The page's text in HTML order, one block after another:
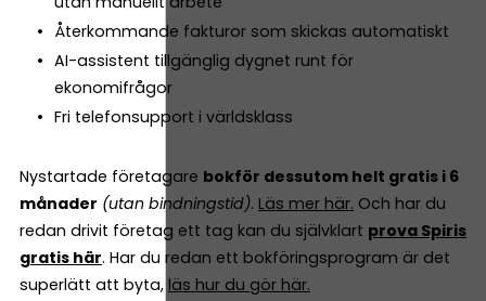
Återkommande fakturor som skickas automatiskt
AI-assistent tillgänglig dygnet runt för
ekonomifrågor
Fri telefonsupport i världsklass
Nystartade företagare bokför dessutom helt gratis i 6
månader (utan bindningstid). Läs mer här. Och har du
redan drivit företag ett tag kan du självklart prova Spiris
gratis här. Har du redan ett bokföringsprogram är det
superlätt att byta, läs hur du gör här.